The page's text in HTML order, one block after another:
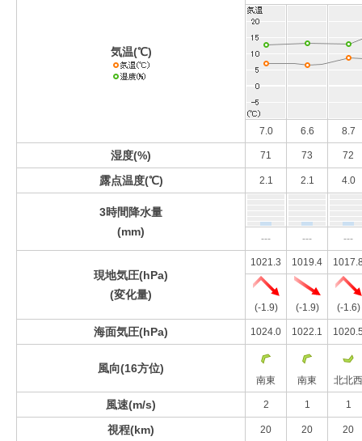
気温(℃)
7.0 6.6 8.7
湿度(%) 71 73 72
露点温度(℃) 2.1 2.1 4.0
3時間降水量
(mm)
--- --- ---
現地気圧(hPa)
(変化量)
1021.3 1019.4
(-1.9) (-1.9) (-1.6)
海面気圧(hPa) 1024.0 1022.1
風向(16方位)
南東 南東 北北西
風速(m/s) 2 1 1
視程(km) 20 20 20